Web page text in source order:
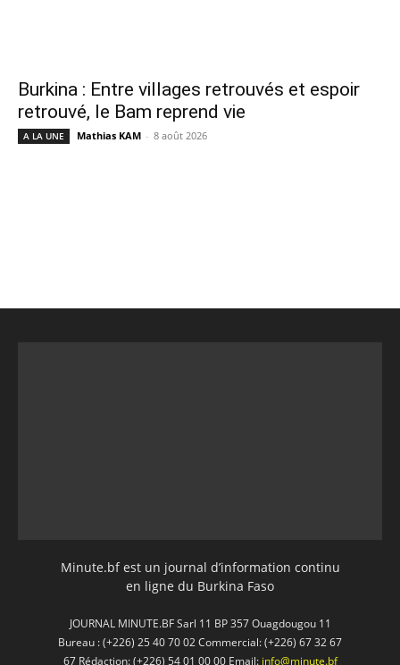
Burkina : Entre villages retrouvés et espoir
retrouvé, le Bam reprend vie
A LA UNE Mathias KAM - 8 août 2026
Minute.bf est un journal d’information continu
en ligne du Burkina Faso
JOURNAL MINUTE.BF Sarl 11 BP 357 Ouagdougou 11
Bureau : (+226) 25 40 70 02 Commercial: (+226) 67 32 67
67 Rédaction: (+226) 54 01 00 00 Email: info@minute.bf